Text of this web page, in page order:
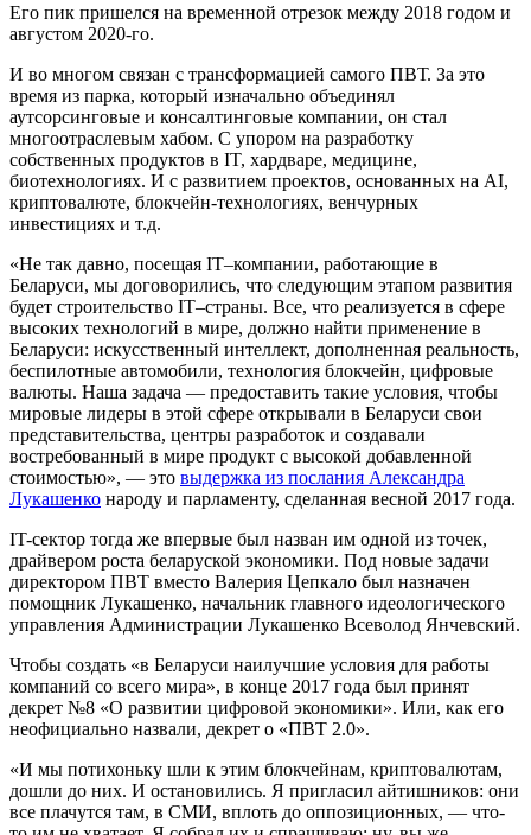
Его пик пришелся на временной отрезок между 2018 годом и
августом 2020-го.
И во многом связан с трансформацией самого ПВТ. За это
время из парка, который изначально объединял
аутсорсинговые и консалтинговые компании, он стал
многоотраслевым хабом. С упором на разработку
собственных продуктов в IT, хардваре, медицине,
биотехнологиях. И с развитием проектов, основанных на AI,
криптовалюте, блокчейн-технологиях, венчурных
инвестициях и т.д.
«Не так давно, посещая IT–компании, работающие в
Беларуси, мы договорились, что следующим этапом развития
будет строительство IT–страны. Все, что реализуется в сфере
высоких технологий в мире, должно найти применение в
Беларуси: искусственный интеллект, дополненная реальность,
беспилотные автомобили, технология блокчейн, цифровые
валюты. Наша задача — предоставить такие условия, чтобы
мировые лидеры в этой сфере открывали в Беларуси свои
представительства, центры разработок и создавали
востребованный в мире продукт с высокой добавленной
стоимостью», — это выдержка из послания Александра
Лукашенко народу и парламенту, сделанная весной 2017 года.
IT-сектор тогда же впервые был назван им одной из точек,
драйвером роста беларуской экономики. Под новые задачи
директором ПВТ вместо Валерия Цепкало был назначен
помощник Лукашенко, начальник главного идеологического
управления Администрации Лукашенко Всеволод Янчевский.
Чтобы создать «в Беларуси наилучшие условия для работы
компаний со всего мира», в конце 2017 года был принят
декрет №8 «О развитии цифровой экономики». Или, как его
неофициально назвали, декрет о «ПВТ 2.0».
«И мы потихоньку шли к этим блокчейнам, криптовалютам,
дошли до них. И остановились. Я пригласил айтишников: они
все плачутся там, в СМИ, вплоть до оппозиционных, — что-